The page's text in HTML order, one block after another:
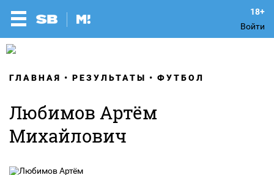
Войти
ГЛАВНАЯ РЕЗУЛЬТАТЫ ФУТБОЛ
Любимов Артём
Михайлович